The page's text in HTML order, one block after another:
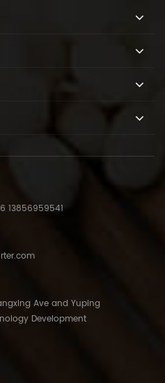
13856959541
Ave and Yuping
Development